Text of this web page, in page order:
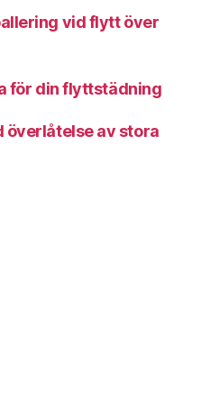
vid flytt över
för din flyttstädning
överlåtelse av stora